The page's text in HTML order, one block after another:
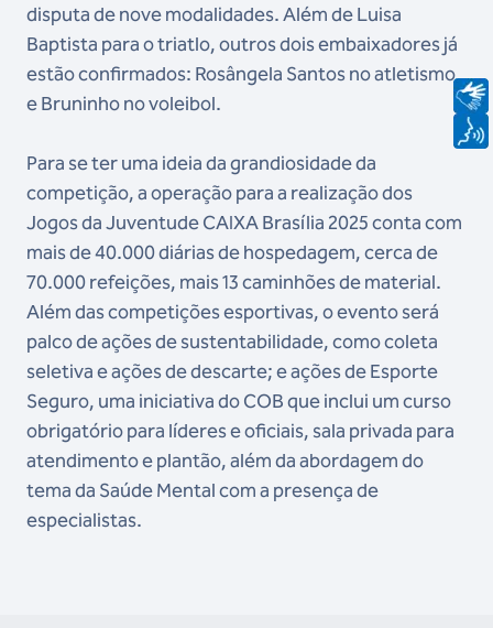
disputa de nove modalidades. Além de Luisa
Baptista para o triatlo, outros dois embaixadores já
estão confirmados: Rosângela Santos no atletismo
e Bruninho no voleibol.
Para se ter uma ideia da grandiosidade da
competição, a operação para a realização dos
Jogos da Juventude CAIXA Brasília 2025 conta com
mais de 40.000 diárias de hospedagem, cerca de
70.000 refeições, mais 13 caminhões de material.
Além das competições esportivas, o evento será
palco de ações de sustentabilidade, como coleta
seletiva e ações de descarte; e ações de Esporte
Seguro, uma iniciativa do COB que inclui um curso
obrigatório para líderes e oficiais, sala privada para
atendimento e plantão, além da abordagem do
tema da Saúde Mental com a presença de
especialistas.